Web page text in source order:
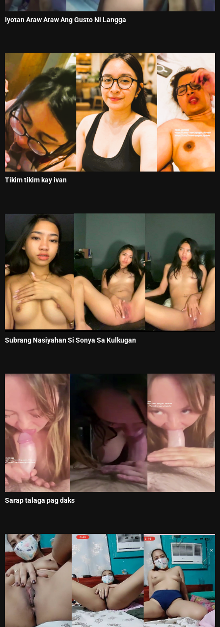
Iyotan Araw Araw Ang Gusto Ni Langga
Tikim tikim kay ivan
Subrang Nasiyahan Si Sonya Sa Kulkugan
Sarap talaga pag daks